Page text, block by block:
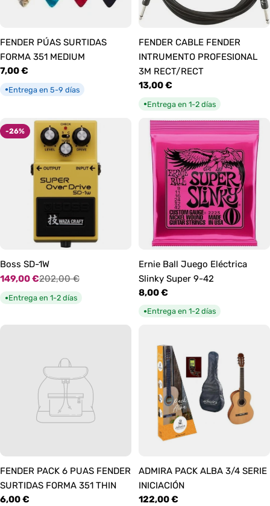
FENDER PÚAS SURTIDAS
FORMA 351 MEDIUM
Precio
habitual
7,00 €
●Entrega en 5-9 días
FENDER CABLE FENDER
INTRUMENTO PROFESIONAL
3M RECT/RECT
Precio
habitual
13,00 €
●Entrega en 1-2 días
-26%
Boss SD-1W
Precio
de
oferta
149,00 €
Precio
habitual
202,00 €
●Entrega en 1-2 días
Ernie Ball Juego Eléctrica
Slinky Super 9-42
Precio
habitual
8,00 €
●Entrega en 1-2 días
FENDER PACK 6 PUAS FENDER
SURTIDAS FORMA 351 THIN
Precio
6,00 €
ADMIRA PACK ALBA 3/4 SERIE
INICIACIÓN
Precio
122,00 €